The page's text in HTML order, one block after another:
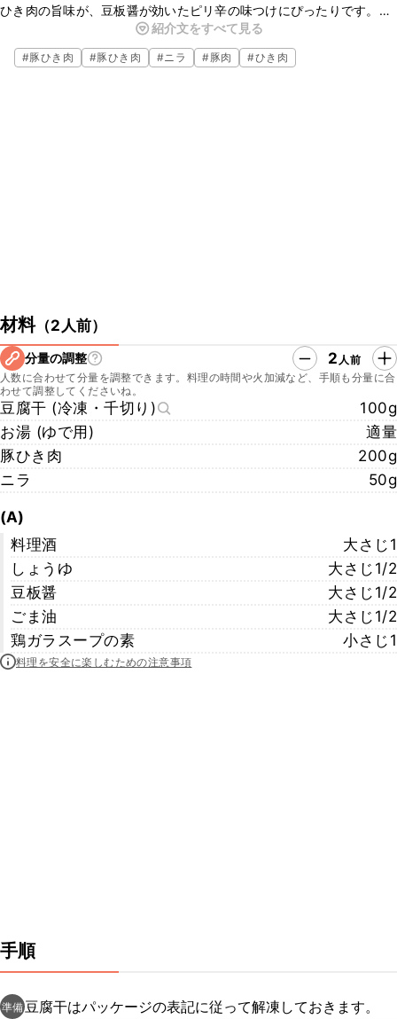
ひき肉の旨味が、豆板醤が効いたピリ辛の味つけにぴったりです。ニ
ラとの相性もよく、ごはんが進む一品です。ぜひお試しくださいね。
紹介文をすべて見る
#豚ひき肉 #豚ひき肉 #ニラ #豚肉 #ひき肉
材料（2人前）
分量の調整 2 人前
人数に合わせて分量を調整できます。料理の時間や火加減など、手順も分量に合
わせて調整してくださいね。
豆腐干 (冷凍・千切り)
100g
お湯 (ゆで用)
適量
豚ひき肉
200g
ニラ
50g
(A)
料理酒
大さじ1
しょうゆ
大さじ1/2
豆板醤
大さじ1/2
ごま油
大さじ1/2
鶏ガラスープの素
小さじ1
料理を安全に楽しむための注意事項
手順
準備 豆腐干はパッケージの表記に従って解凍しておきます。